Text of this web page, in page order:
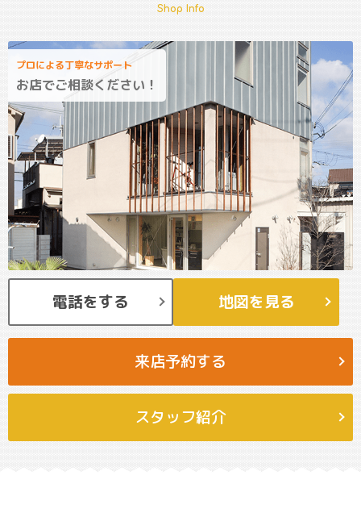
Shop Info
プロによる丁寧なサポート
お店でご相談ください！
電話をする 地図を見る
来店予約する
スタッフ紹介